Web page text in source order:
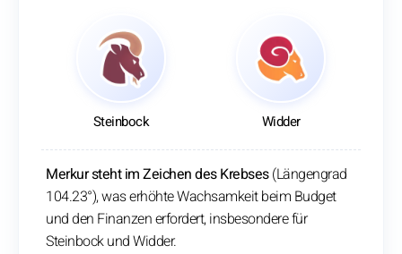
Steinbock Widder
Merkur steht im Zeichen des Krebses(Längengrad
104.23°), was erhöhte Wachsamkeit beim Budget
und den Finanzen erfordert, insbesondere für
Steinbock und Widder.